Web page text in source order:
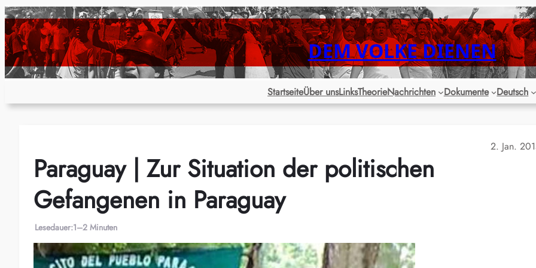
Zum
Inhalt
springen
DEM VOLKE DIENEN
StartseiteÜber unsLinksTheorieNachrichten Dokumente Deutsch
2. Jan.
Paraguay | Zur Situation der politischen
Gefangenen in Paraguay
Lesedauer:1–2 Minuten